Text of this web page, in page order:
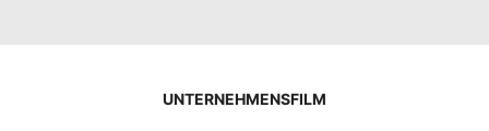
UNTERNEHMENSFILM